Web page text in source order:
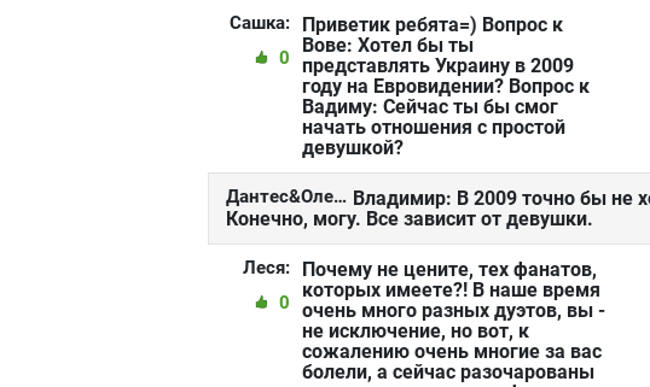
Сашка:
0
Приветик ребята=) Вопрос к
Вове: Хотел бы ты
представлять Украину в 2009
году на Евровидении? Вопрос к
Вадиму: Сейчас ты бы смог
начать отношения с простой
девушкой?
Дантес&Олейник: Владимир: В 2009 точно бы не
Конечно, могу. Все зависит от девушки.
Леся:
0
Почему не цените, тех фанатов,
которых имеете?! В наше время
очень много разных дуэтов, вы -
не исключение, но вот, к
сожалению очень многие за вас
болели, а сейчас разочарованы